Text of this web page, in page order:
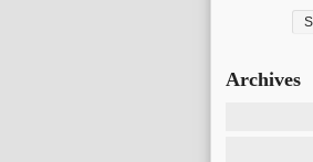
Archives